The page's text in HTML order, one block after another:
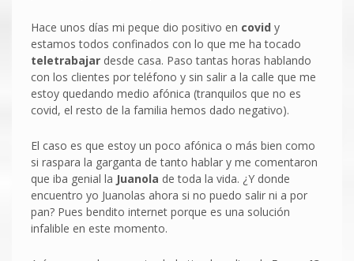
Hace unos días mi peque dio positivo en covid y
estamos todos confinados con lo que me ha tocado
teletrabajar desde casa. Paso tantas horas hablando
con los clientes por teléfono y sin salir a la calle que me
estoy quedando medio afónica (tranquilos que no es
covid, el resto de la familia hemos dado negativo).
El caso es que estoy un poco afónica o más bien como
si raspara la garganta de tanto hablar y me comentaron
que iba genial la Juanola de toda la vida. ¿Y donde
encuentro yo Juanolas ahora si no puedo salir ni a por
pan? Pues bendito internet porque es una solución
infalible en este momento.